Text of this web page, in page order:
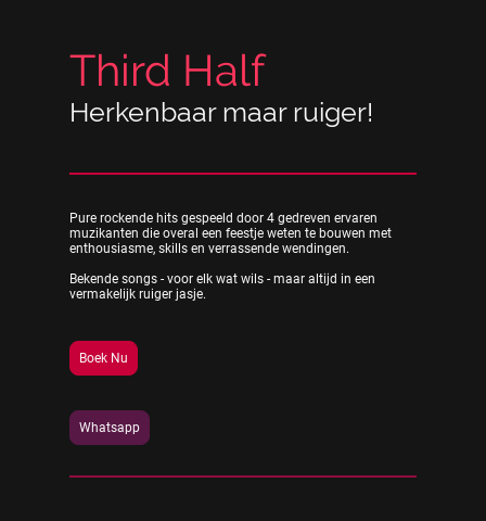
Third Half
Herkenbaar maar ruiger!
Pure rockende hits gespeeld door 4 gedreven ervaren
muzikanten die overal een feestje weten te bouwen met
enthousiasme, skills en verrassende wendingen.
Bekende songs - voor elk wat wils - maar altijd in een
vermakelijk ruiger jasje.
Boek Nu
Whatsapp